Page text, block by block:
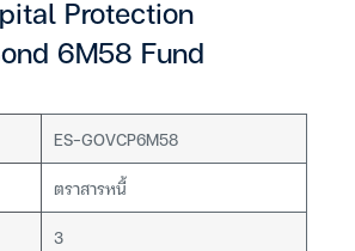
Protection
6M58 Fund
ES-GOVCP6M58
ตราสารหนี้
3